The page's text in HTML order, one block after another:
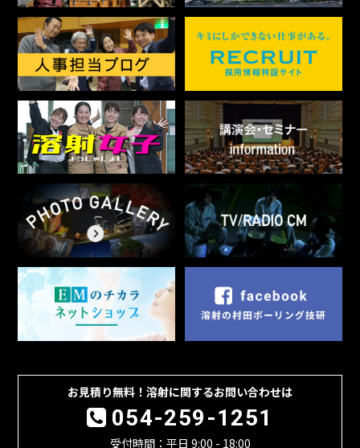
お見積り無料！溶射に関するお問い合わせは
054-259-1251
受付時間：平日 9:00 - 18:00